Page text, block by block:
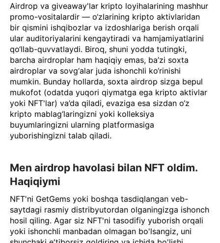
Airdrop va giveaway'lar kripto loyihalarining mashhur
promo-vositalardir — o‘zlarining kripto aktivlaridan
bir qismini ishqibozlar va izdoshlariga berish orqali
ular auditoriyalarini kengaytiradi va hamjamiyatlarini
qo‘llab-quvvatlaydi. Biroq, shuni yodda tutingki,
barcha airdroplar ham haqiqiy emas, ba’zi soxta
airdroplar va sovg‘alar juda ishonchli ko‘rinishi
mumkin. Bunday hollarda, soxta airdrop sizga bepul
mukofot (odatda yuqori qiymatga ega kripto aktivlar
yoki NFT'lar) va’da qiladi, evaziga esa sizdan o‘z
kripto mablag‘laringizni yoki kolleksiya
buyumlaringizni ularning platformasiga
yuborishingizni talab qiladi.
Men airdrop havolasi bilan NFT oldim.
Haqiqiymi
NFT'ni GetGems yoki boshqa tasdiqlangan veb-
saytdagi rasmiy distribyutordan olganingizga ishonch
hosil qiling. Agar siz NFT'ni tasodifiy yuborish orqali
yoki ishonchli manbadan olmagan bo'lsangiz, uni